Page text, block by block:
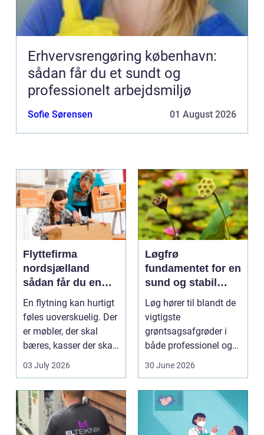
Erhvervsrengøring københavn:
sådan får du et sundt og
professionelt arbejdsmiljø
Sofie Sørensen 01 August 2026
Flyttefirma
nordsjælland
sådan får du en
tryg og effektiv
flytning
En flytning kan hurtigt
føles uoverskuelig. Der
er møbler, der skal
bæres, kasser der skal
pakkes, o...
03 July 2026
Løgfrø
fundamentet for en
sund og stabil
løgavl
Løg hører til blandt de
vigtigste
grøntsagsafgrøder i
både professionel og
hobbybaseret
30 June 2026